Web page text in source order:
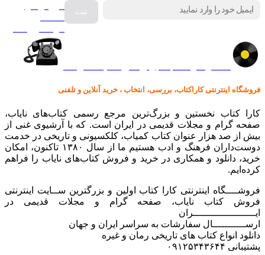
فروش انواع
فروشگاه اینترنتی کاراکتاب، بررسی، انتخاب ، خرید آنلاین و تلفنی
کارا کتاب نخستین و بزرگ‌ترین مرجع رسمی کتاب‌های نایاب،
صفحه گرام و مجلات قدیمی در ایران است. که با آرشیوی غنی از
بیش از صد هزار عنوان کتاب کمیاب، کلکسیونی و تاریخی در خدمت
دوست‌داران فرهنگ و ادب هستیم ما از سال ۱۳۸۰ تاکنون، امکان
خرید، دانلود و همکاری در خرید و فروش کتاب‌های نایاب را فراهم
کرده‌ایم.
فروشــــگاه اینترنتی کارا کتاب اولین و بزرگترین ســایت اینترنتی
فروش کتاب نایاب، صفحه گرام و مجلات قدیمی در
ایـــــــــــــــــــــران
ارســـــــــــال سفارشات به سراسر ایران و جهان
دانلود انواع کتاب های تاریخی رمان و غیره
پشتیبانی ۰۹۱۲۵۳۴۳۶۴۴